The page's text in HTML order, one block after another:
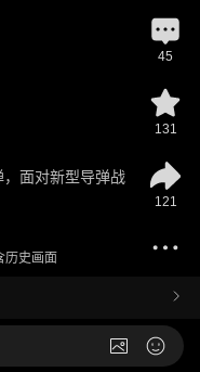
面对新型导弹战
历史画面
45
131
121